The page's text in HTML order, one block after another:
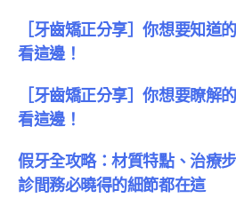
［牙齒矯正分享］你想要知道
看這邊！
［牙齒矯正分享］你想要瞭解
看這邊！
假牙全攻略：材質特點、治療
診間務必曉得的細節都在這